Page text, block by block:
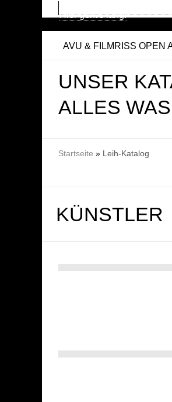
Hier geht's lang!
AVU & FILMRISS OPEN
UNSER
ALLES
SIE SIND HIER
Startseite » Leih-Katalog
KÜNSTLER